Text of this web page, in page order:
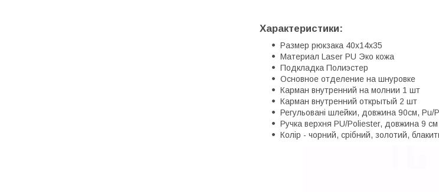
Характеристики:
Размер рюкзака 40х14х35
Материал Laser PU Эко кожа
Подкладка Полиэстер
Основное отделение на шнуровке
Карман внутренний на молнии 1 шт
Карман внутренний открытый 2 шт
Регульовані шлейки, довжина 90см, Pu/
Ручка верхня PU/Poliester, довжина 9 см
Колір - чорний, срібний, золотий,